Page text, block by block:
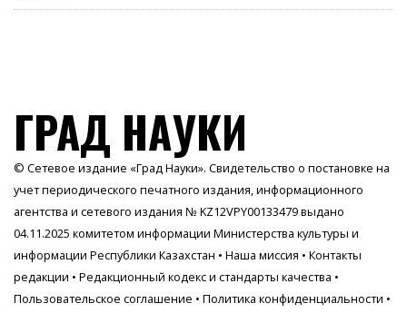
ГРАД НАУКИ
© Сетевое издание «Град Науки». Свидетельство о постановке на
учет периодического печатного издания, информационного
агентства и сетевого издания № KZ12VPY00133479 выдано
04.11.2025 комитетом информации Министерства культуры и
информации Республики Казахстан • Наша миссия • Контакты
редакции • Редакционный кодекс и стандарты качества •
Пользовательское соглашение • Политика конфиденциальности •